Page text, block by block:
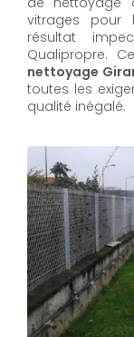
vitrages pour
résultat
Qualipropre.
nettoyage
toutes les
qualité inégalé.